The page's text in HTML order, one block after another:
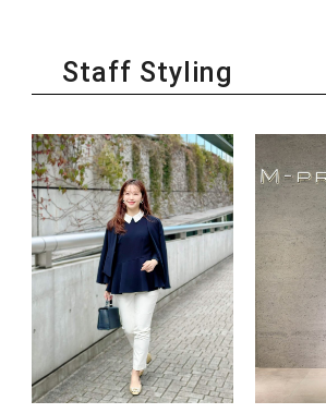
Staff Styling